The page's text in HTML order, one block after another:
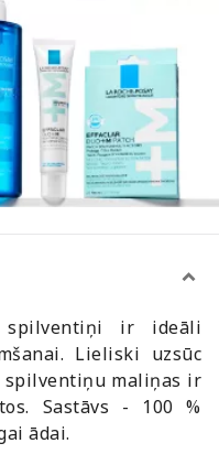
ir ideāli
Lieliski uzsūc
spilventiņu maliņas ir
Sastāvs - 100 %
ādai.